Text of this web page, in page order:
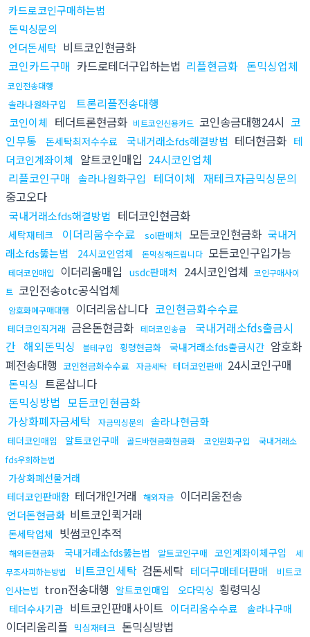
카드로코인구매하는법
돈믹싱문의
언더돈세탁 비트코인현금화
코인카드구매 카드로테더구입하는법 리플현금화 돈믹싱업체
코인전송대행
솔라나원화구입 트론리플전송대행
코인이체 테더트론현금화 비트코인신용카드 코인송금대행24시 코
인무통
돈세탁최저수수료 국내거래소fds해결방법 테더현금화 테
더코인계좌이체 알트코인매입 24시코인업체
리플코인구매
솔라나원화구입 테더이체 재테크자금믹싱문의
중고오다
국내거래소fds해결방법 테더코인현금화
세탁재테크 이더리움수수료 sol판매처 모든코인현금화 국내거
래소fds뚫는법
24시코인업체 돈믹싱해드립니다 모든코인구입가능
테더코인매입 이더리움매입 usdc판매처 24시코인업체 코인구매사이
트 코인전송otc공식업체
암호화폐구매대행 이더리움삽니다 코인현금화수수료
테더코인직거래 금은돈현금화 테더코인송금
국내거래소fds출금시
간 해외돈믹싱 블테구입 횡령현금화 국내거래소fds출금시간 암호화
폐전송대행 코인현금화수수료 자금세탁 테더코인판매 24시코인구매
돈믹싱 트론삽니다
돈믹싱방법 모든코인현금화
가상화폐자금세탁
자금믹싱문의 솔라나현금화
테더코인매입 알트코인구매 골드바현금화현금화 코인원화구입
국내거래소
fds우회하는법
가상화폐선물거래
테더코인판매함 테더개인거래 해외자금 이더리움전송
언더돈현금화 비트코인퀵거래
돈세탁업체 빗썸코인추적
해외돈현금화 국내거래소fds뚫는법 알트코인구매 코인계좌이체구입
세
무조사피하는방법
비트코인세탁 검돈세탁 테더구매테더판매
비트코
인사는법 tron전송대행 알트코인매입 오다믹싱 횡령믹싱
테더수사기관 비트코인판매사이트 이더리움수수료 솔라나구매
이더리움리플 믹싱재테크 돈믹싱방법